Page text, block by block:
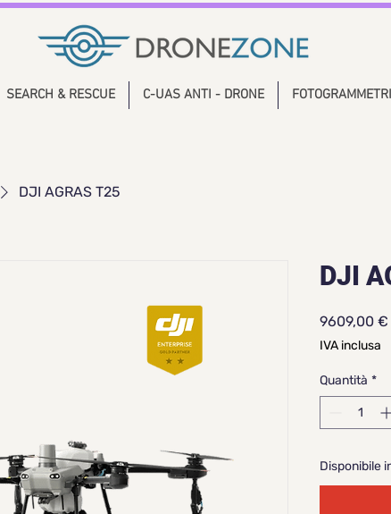
SEARCH & RESCUE C-UAS ANTI - DRONE
DJI AGRAS T25
DJI
9609,00 €
IVA inclusa
Quantità *
Disponibile